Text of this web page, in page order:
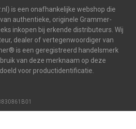
is een onafhankelijke webshop die
authentieke, originele Grammer-
inkopen bij erkende distributeurs. Wij
dealer of vertegenwoordiger van
is een geregistreerd handelsmerk
van deze merknaam op deze
voor productidentificatie.